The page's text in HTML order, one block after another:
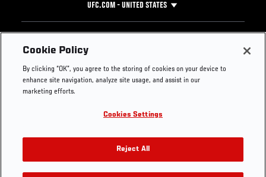
UFC.COM - UNITED STATES
Footer
UFC
UFC Foundation
UFC Careers
Store
UFC Video
Instagram
YouTube
TikTok
Twitter
Press
Cookie Policy
By clicking “OK”, you agree to the storing of cookies on your device to
enhance site navigation, analyze site usage, and assist in our
marketing efforts.
Cookies Settings
Reject All